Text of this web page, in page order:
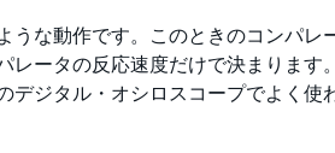
うな動作です。このときのコンパ
レータの反応速度だけで決まりま
デジタル・オシロスコープでよく使